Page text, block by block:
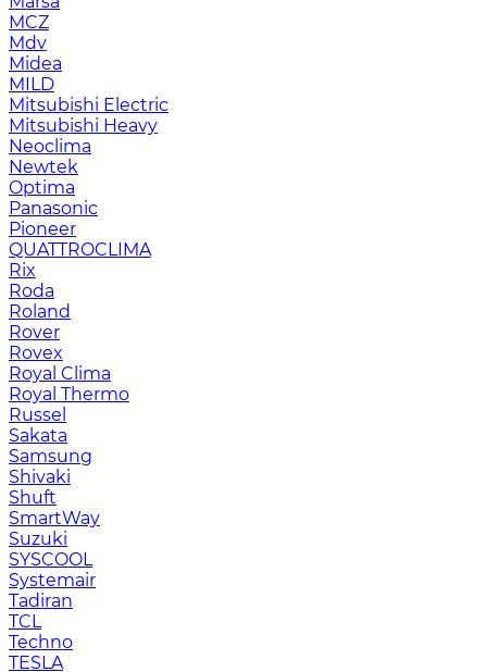
MCZ
Mdv
Midea
MILD
Mitsubishi Electric
Mitsubishi Heavy
Neoclima
Newtek
Optima
Panasonic
Pioneer
QUATTROCLIMA
Rix
Roda
Roland
Rover
Rovex
Royal Clima
Royal Thermo
Russel
Sakata
Samsung
Shivaki
Shuft
SmartWay
Suzuki
SYSCOOL
Systemair
Tadiran
TCL
Techno
TESLA